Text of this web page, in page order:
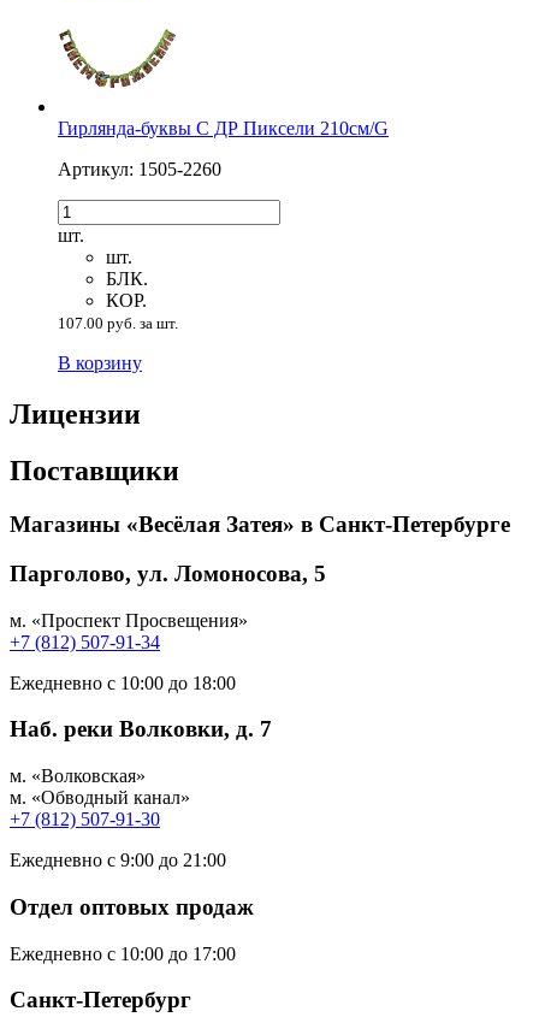
Гирлянда-буквы С ДР Пиксели 210см/G
Артикул: 1505-2260
шт.
шт.
БЛК.
КОР.
107.00 руб. за шт.
В корзину
Лицензии
Поставщики
Магазины «Весёлая Затея» в Санкт-Петербурге
Парголово, ул. Ломоносова, 5
м. «Проспект Просвещения»
+7 (812) 507-91-34
Ежедневно с 10:00 до 18:00
Наб. реки Волковки, д. 7
м. «Волковская»
м. «Обводный канал»
+7 (812) 507-91-30
Ежедневно с 9:00 до 21:00
Отдел оптовых продаж
Ежедневно с 10:00 до 17:00
Санкт-Петербург